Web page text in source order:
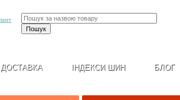
ДОСТАВКА ІНДЕКСИ ШИН БЛОГ